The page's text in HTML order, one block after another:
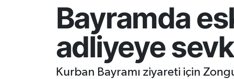
Bayramda
adliyeye
Kurban Bayramı ziyareti için
Resmi İlan